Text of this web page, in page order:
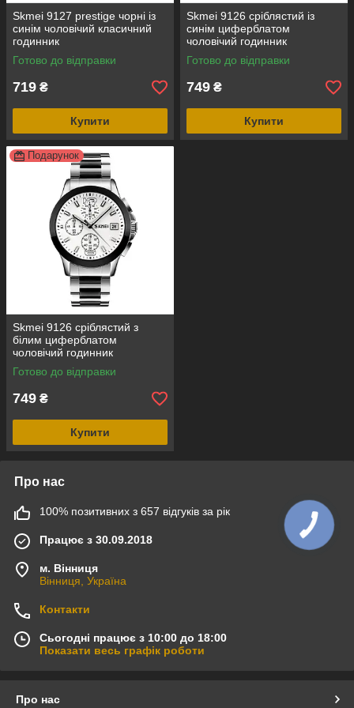
Skmei 9127 prestige чорні із
синім чоловічий класичний
годинник
Готово до відправки
719 ₴
Купити
Skmei 9126 сріблястий із
синім циферблатом
чоловічий годинник
Готово до відправки
749 ₴
Купити
Подарунок
Skmei 9126 сріблястий з
білим циферблатом
чоловічий годинник
Готово до відправки
749 ₴
Купити
Про нас
100% позитивних з 657 відгуків за рік
Працює з 30.09.2018
м. Вінниця
Вінниця, Україна
Контакти
Сьогодні працює з 10:00 до 18:00
Показати весь графік роботи
Про нас